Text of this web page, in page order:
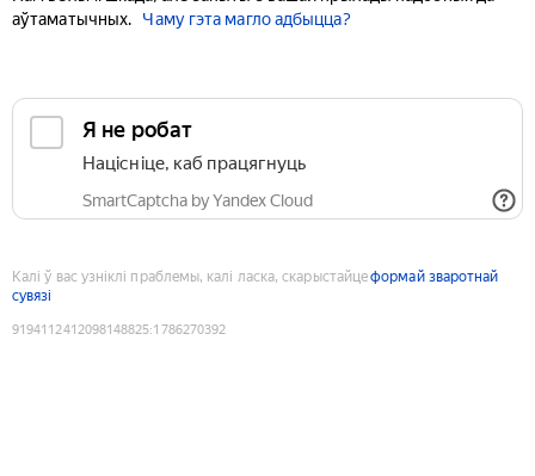
аўтаматычных.
Чаму гэта магло адбыцца?
Я не робат
Націсніце, каб працягнуць
SmartCaptcha by Yandex Cloud
Калі ў вас узніклі праблемы, калі ласка, скарыстайцеформай зваротнай
сувязі
9194112412098148825:1786270392